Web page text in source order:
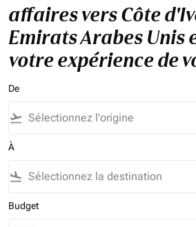
affaires vers Côte
Emirats Arabes Unis
votre expérience de
De
flight_takeoff
À
flight_land
Budget